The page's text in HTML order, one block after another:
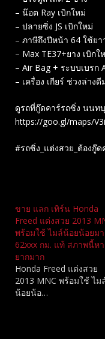
– น๊อต Ray เบิกใหม่
– ปลายซิ่ง JS เบิกใหม่
– ภาษีถึงปีหน้า 64 ใช้ยา
– Max TE37+ยาง เบิกใ
– Air Bag​ + ระบบเบรก​
– เครื่อง เกียร์ ช่วงล่างดี
ดูรถที่กู๊ดคาร์รถซิ่ง นนท
https://goo.gl/maps/
#รถซิ่ง_แต่งสวย_ต้องกู๊ด
ขาย แลก เทิร์น Honda
Freed แต่งสวย 2013
พร้อมใช้ ไมล์น้อยน้อยม
62xxx กม. แท้​ สภาพนี้หา
ยากมาก
Honda Freed แต่งสวย
2013 MNC​ พร้อมใช้ ไม
น้อยน้อ…